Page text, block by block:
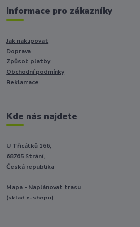
Informace pro zákazníky
Jak nakupovat
Doprava
Způsob platby
Obchodní podmínky
Reklamace
Kde nás najdete
U Třicátků 166,
68765 Strání,
Česká republika
Mapa - Naplánovat trasu
(sklad e-shopu)